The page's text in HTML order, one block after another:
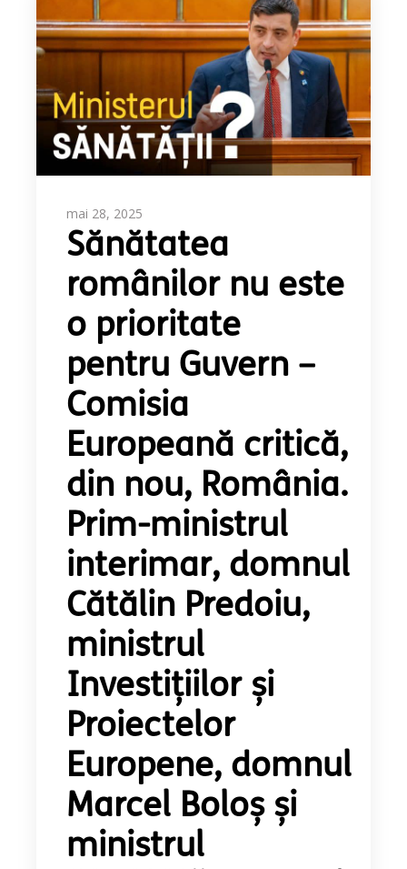
mai 28, 2025
Sănătatea
românilor nu este
o prioritate
pentru Guvern –
Comisia
Europeană critică,
din nou, România.
Prim-ministrul
interimar, domnul
Cătălin Predoiu,
ministrul
Investițiilor și
Proiectelor
Europene, domnul
Marcel Boloș și
ministrul